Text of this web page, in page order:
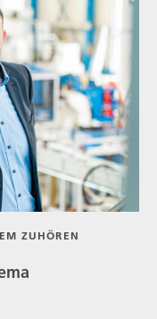
ZUHÖREN